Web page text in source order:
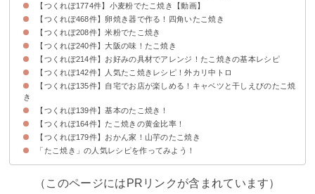
【つくれぽ1774件】小麦粉でたこ焼き【動画】
【つくれぽ468件】卵焼き器で作る！四角いたこ焼き
【つくれぽ208件】米粉でたこ焼き
【つくれぽ240件】大阪の味！たこ焼き
【つくれぽ214件】お好みの具材でアレンジ！たこ焼きの基本レシピ
【つくれぽ142件】人気たこ焼きレシピ！外カリ中トロ
【つくれぽ135件】自宅でお店が楽しめる！キャベツと干しえびのたこ焼
き
【つくれぽ139件】基本のたこ焼き！
【つくれぽ164件】たこ焼きの黄金比率！
【つくれぽ179件】おかん家！山芋のたこ焼き
「たこ焼き」の人気レシピを作ってみよう！
（このページにはPRリンクが含まれています）